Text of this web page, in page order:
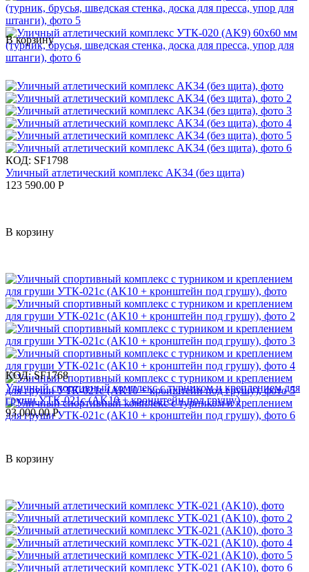
В корзину
КОД: SF1798
Уличный атлетический комплекс AK34 (без щита)
123 590.00 Р
В корзину
КОД: SF1768
Уличный спортивный комплекс с турником и креплением для
груши УТК-021с (AK10 + кронштейн под грушу)
93 000.00 Р
В корзину